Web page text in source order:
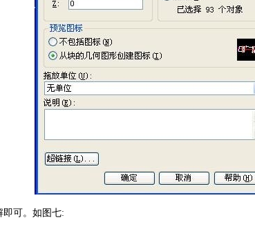
可。如图七: